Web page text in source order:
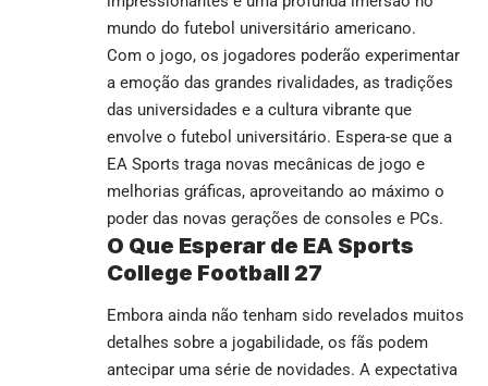
mundo do futebol universitário americano.
Com o jogo, os jogadores poderão experimentar
a emoção das grandes rivalidades, as tradições
das universidades e a cultura vibrante que
envolve o futebol universitário. Espera-se que a
EA Sports traga novas mecânicas de jogo e
melhorias gráficas, aproveitando ao máximo o
poder das novas gerações de consoles e PCs.
O Que Esperar de EA Sports
College Football 27
Embora ainda não tenham sido revelados muitos
detalhes sobre a jogabilidade, os fãs podem
antecipar uma série de novidades. A expectativa